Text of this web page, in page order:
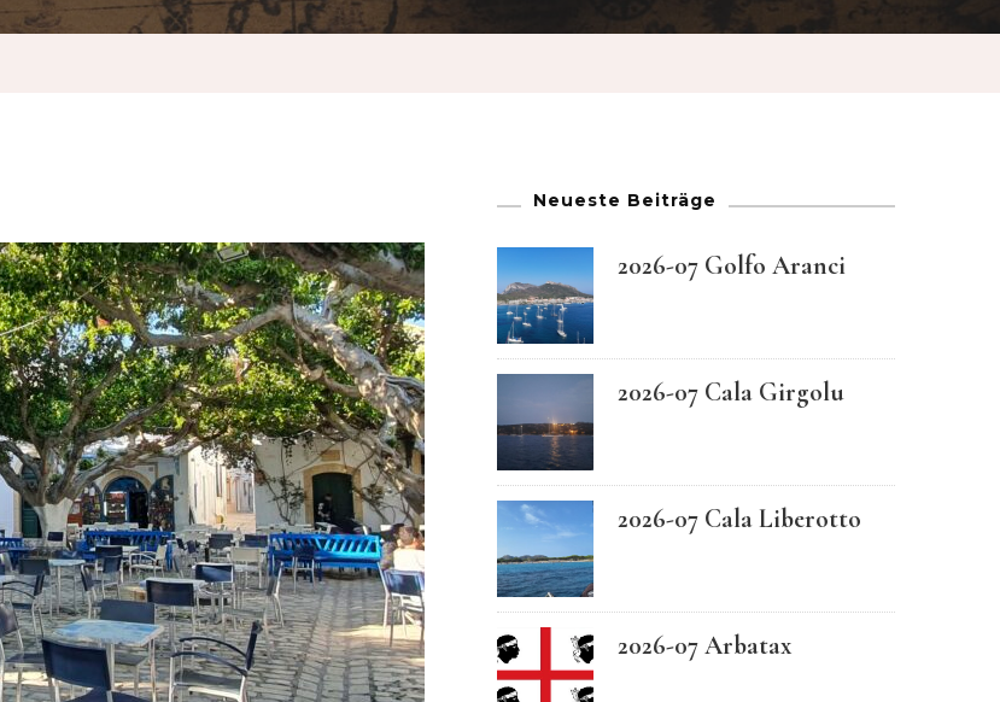
Maltese
Portuguese
Neueste Beiträge
2026-07 Golfo Aranci
2026-07 Cala Girgolu
2026-07 Cala Liberotto
2026-07 Arbatax